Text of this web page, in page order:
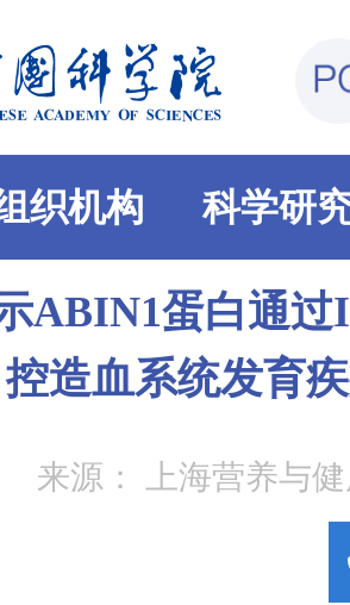
织机构 科学研
ABIN1蛋白通
控造血系统发育
来源： 上海营养与